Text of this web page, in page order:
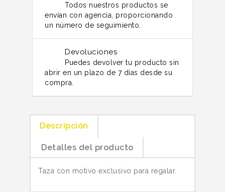
Todos nuestros productos se
envían con agencia, proporcionando
un número de seguimiento.
Devoluciones
Puedes devolver tu producto sin
abrir en un plazo de 7 días desde su
compra.
Descripción
Detalles del producto
Taza con motivo exclusivo para regalar.